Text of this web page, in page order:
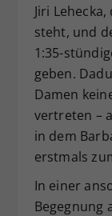
Jiri
steht, und
1:35-
geben.
Damen
vertreten –
in dem
erstmals
In einer
Begegnung